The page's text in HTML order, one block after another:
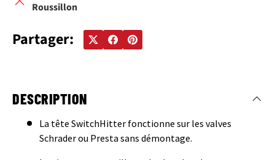
Roussillon
Partager:
DESCRIPTION
La tête SwitchHitter fonctionne sur les valves
Schrader ou Presta sans démontage.